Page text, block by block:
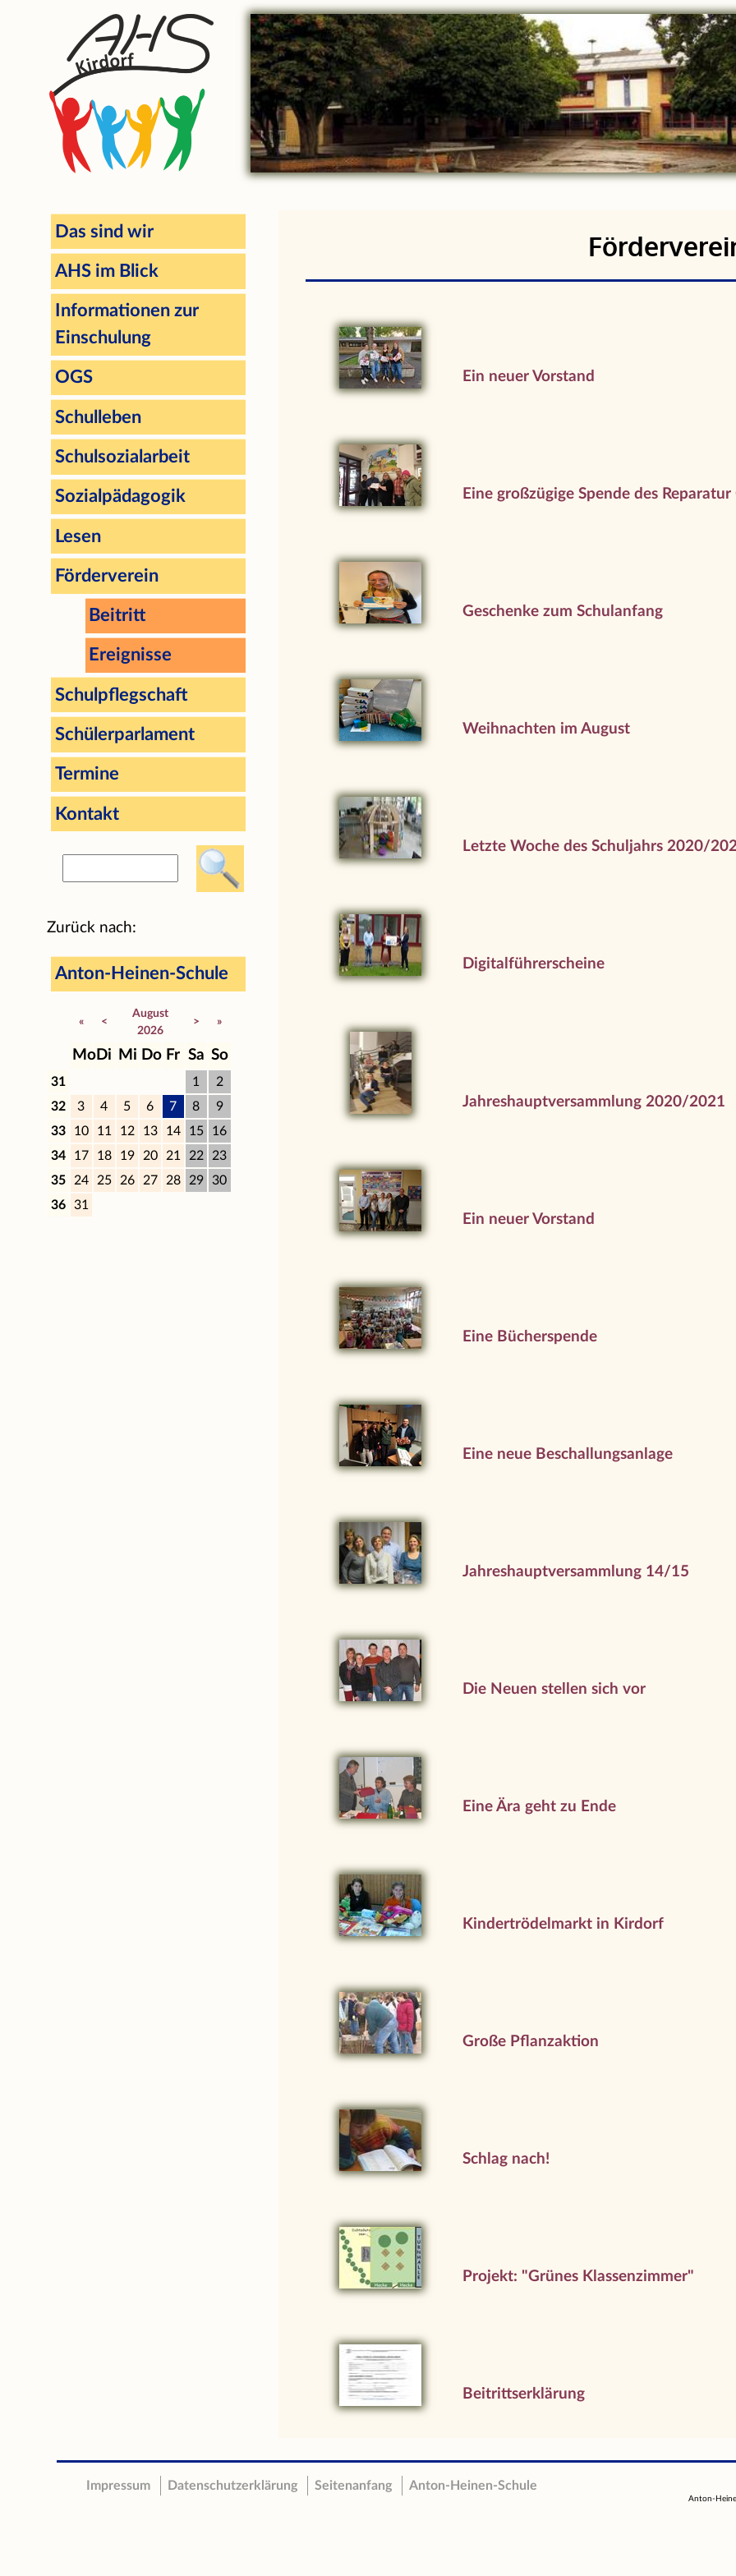
Ein neuer Vorstand
Eine großzügige Spende des Reparatur
Geschenke zum Schulanfang
Weihnachten im August
Letzte Woche des Schuljahrs 2020/
Digitalführerscheine
Jahreshauptversammlung 2020/2021
Ein neuer Vorstand
Eine Bücherspende
Eine neue Beschallungsanlage
Jahreshauptversammlung 14/15
Die Neuen stellen sich vor
Eine Ära geht zu Ende
Kindertrödelmarkt in Kirdorf
Große Pflanzaktion
Schlag nach!
Projekt: "Grünes Klassenzimmer"
Beitrittserklärung
Das sind wir
AHS im Blick
Informationen zur
Einschulung
OGS
Schulleben
Schulsozialarbeit
Sozialpädagogik
Lesen
Förderverein
Beitritt
Ereignisse
Schulpflegschaft
Schülerparlament
Termine
Kontakt
Zurück nach:
Anton-Heinen-Schule
Impressum Datenschutzerklärung Seitenanfang Anton-Heinen-Schule
Anton-